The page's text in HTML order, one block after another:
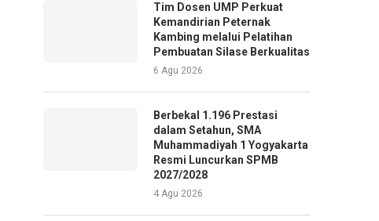
Tim Dosen UMP Perkuat
Kemandirian Peternak
Kambing melalui Pelatihan
Pembuatan Silase Berkualitas
6 Agu 2026
Berbekal 1.196 Prestasi
dalam Setahun, SMA
Muhammadiyah 1 Yogyakarta
Resmi Luncurkan SPMB
2027/2028
4 Agu 2026